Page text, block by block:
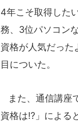
4年こそ取得した
務、3位パソコン
資格が人気だった
目についた。
また、通信講座
資格は!?」による